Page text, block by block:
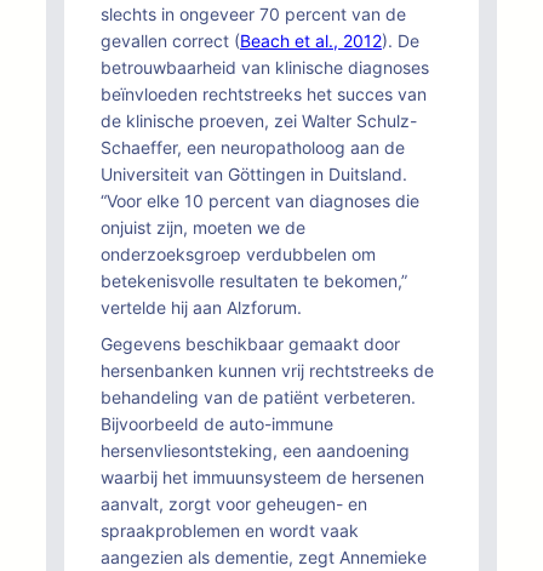
slechts in ongeveer 70 percent van de
gevallen correct (Beach et al., 2012). De
betrouwbaarheid van klinische diagnoses
beïnvloeden rechtstreeks het succes van
de klinische proeven, zei Walter Schulz-
Schaeffer, een neuropatholoog aan de
Universiteit van Göttingen in Duitsland.
“Voor elke 10 percent van diagnoses die
onjuist zijn, moeten we de
onderzoeksgroep verdubbelen om
betekenisvolle resultaten te bekomen,”
vertelde hij aan Alzforum.
Gegevens beschikbaar gemaakt door
hersenbanken kunnen vrij rechtstreeks de
behandeling van de patiënt verbeteren.
Bijvoorbeeld de auto-immune
hersenvliesontsteking, een aandoening
waarbij het immuunsysteem de hersenen
aanvalt, zorgt voor geheugen- en
spraakproblemen en wordt vaak
aangezien als dementie, zegt Annemieke